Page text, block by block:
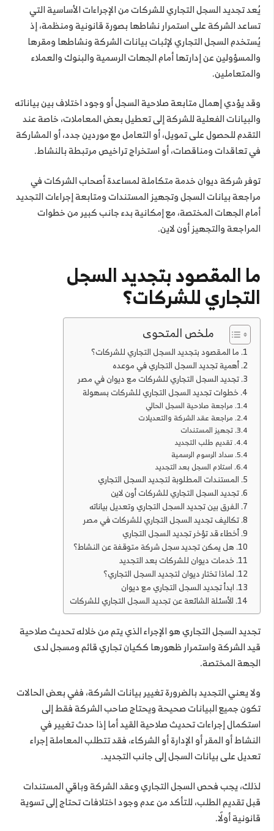
يُعد تجديد السجل التجاري للشركات من الإجراءات الأساسية التي
تساعد الشركة على استمرار نشاطها بصورة قانونية ومنظمة، إذ
يُستخدم السجل التجاري لإثبات بيانات الشركة ونشاطها ومقرها
والمسؤولين عن إدارتها أمام الجهات الرسمية والبنوك والعملاء
والمتعاملين.
وقد يؤدي إهمال متابعة صلاحية السجل أو وجود اختلاف بين بياناته
والبيانات الفعلية للشركة إلى تعطيل بعض المعاملات، خاصة عند
التقدم للحصول على تمويل، أو التعامل مع موردين جدد، أو المشاركة
في تعاقدات ومناقصات، أو استخراج تراخيص مرتبطة بالنشاط.
توفر شركة ديوان خدمة متكاملة لمساعدة أصحاب الشركات في
مراجعة بيانات السجل وتجهيز المستندات ومتابعة إجراءات التجديد
أمام الجهات المختصة، مع إمكانية بدء جانب كبير من خطوات
المراجعة والتجهيز أون لاين.
ما المقصود بتجديد السجل
التجاري للشركات؟
ملخص المتحوى
ما المقصود بتجديد السجل التجاري للشركات؟
أهمية تجديد السجل التجاري في موعده
تجديد السجل التجاري للشركات مع ديوان في مصر
خطوات تجديد السجل التجاري للشركات بسهولة
مراجعة صلاحية السجل الحالي
مراجعة عقد الشركة والتعديلات
تجهيز المستندات
تقديم طلب التجديد
سداد الرسوم الرسمية
استلام السجل بعد التجديد
المستندات المطلوبة لتجديد السجل التجاري
تجديد السجل التجاري للشركات أون لاين
الفرق بين تجديد السجل التجاري وتعديل بياناته
تكاليف تجديد السجل التجاري للشركات في مصر
أخطاء قد تؤخر تجديد السجل التجاري
هل يمكن تجديد سجل شركة متوقفة عن النشاط؟
خدمات ديوان للشركات بعد التجديد
لماذا تختار ديوان لتجديد السجل التجاري؟
ابدأ تجديد السجل التجاري مع ديوان
الأسئلة الشائعة عن تجديد السجل التجاري للشركات
تجديد السجل التجاري هو الإجراء الذي يتم من خلاله تحديث صلاحية
قيد الشركة واستمرار ظهورها ككيان تجاري قائم ومسجل لدى
الجهة المختصة.
ولا يعني التجديد بالضرورة تغيير بيانات الشركة، ففي بعض الحالات
تكون جميع البيانات صحيحة ويحتاج صاحب الشركة فقط إلى
استكمال إجراءات تحديث صلاحية القيد أما إذا حدث تغيير في
النشاط أو المقر أو الإدارة أو الشركاء، فقد تتطلب المعاملة إجراء
تعديل على بيانات السجل إلى جانب التجديد.
لذلك، يجب فحص السجل التجاري وعقد الشركة وباقي المستندات
قبل تقديم الطلب، للتأكد من عدم وجود اختلافات تحتاج إلى تسوية
قانونية أولًا.